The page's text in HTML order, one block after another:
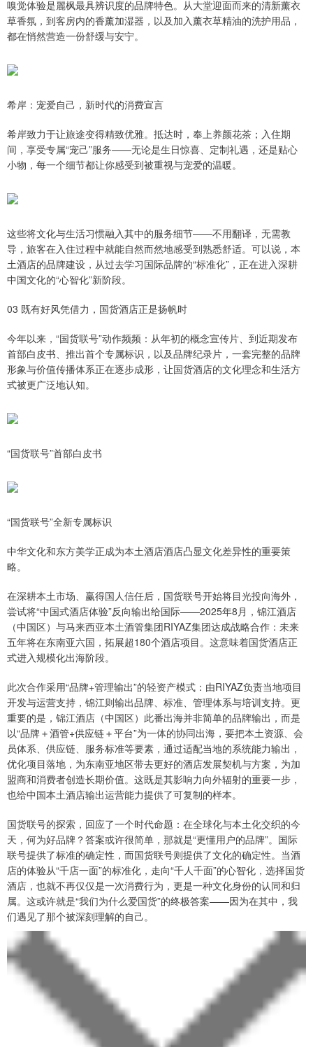
嗅觉体验是麗枫最具辨识度的品牌特色。从大堂迎面而来的清新薰衣
草香氛，到客房内的香薰加湿器，以及加入薰衣草精油的洗护用品，
都在悄然营造一份舒缓与安宁。
希岸：宠爱自己，新时代的消费宣言
希岸致力于让旅途变得精致优雅。抵达时，奉上养颜花茶；入住期
间，享受专属“宠己”服务——无论是生日惊喜、定制礼遇，还是贴心
小物，每一个细节都让你感受到被重视与宠爱的温暖。
这些将文化与生活习惯融入其中的服务细节——不用翻译，无需教
导，旅客在入住过程中就能自然而然地感受到熟悉舒适。可以说，本
土酒店的品牌建设，从过去学习国际品牌的“标准化”，正在进入深耕
中国文化的“心智化”新阶段。
03 既有好风凭借力，国货酒店正是扬帆时
今年以来，“国货联号”动作频频：从年初的概念宣传片、到近期发布
首部白皮书、推出首个专属标识，以及品牌纪录片，一套完整的品牌
形象与价值传播体系正在逐步成形，让国货酒店的文化理念和生活方
式被更广泛地认知。
“国货联号”首部白皮书
“国货联号”全新专属标识
中华文化和东方美学正成为本土酒店酒店凸显文化差异性的重要策
略。
在深耕本土市场、赢得国人信任后，国货联号开始将目光投向海外，
尝试将“中国式酒店体验”反向输出给国际——2025年8月，锦江酒店
（中国区）与马来西亚本土酒管集团RIYAZ集团达成战略合作：未来
五年将在东南亚六国，拓展超180个酒店项目。这意味着国货酒店正
式进入规模化出海阶段。
此次合作采用“品牌+管理输出”的轻资产模式：由RIYAZ负责当地项目
开发与运营支持，锦江则输出品牌、标准、管理体系与培训支持。更
重要的是，锦江酒店（中国区）此番出海并非简单的品牌输出，而是
以“品牌＋酒管+供应链＋平台”为一体的协同出海，要把本土资源、会
员体系、供应链、服务标准等要素，通过适配当地的系统能力输出，
优化项目落地，为东南亚地区带去更好的酒店发展契机与方案，为加
盟商和消费者创造长期价值。这既是其影响力向外辐射的重要一步，
也给中国本土酒店输出运营能力提供了可复制的样本。
国货联号的探索，回应了一个时代命题：在全球化与本土化交织的今
天，何为好品牌？答案或许很简单，那就是“更懂用户的品牌”。国际
联号提供了标准的确定性，而国货联号则提供了文化的确定性。当酒
店的体验从“千店一面”的标准化，走向“千人千面”的心智化，选择国货
酒店，也就不再仅仅是一次消费行为，更是一种文化身份的认同和归
属。这或许就是“我们为什么爱国货”的终极答案——因为在其中，我
们遇见了那个被深刻理解的自己。